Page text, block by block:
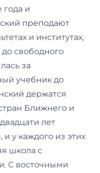
года и
преподают
и институтах,
до свободного
за
учебник до
держатся
Ближнего и
лет
у каждого из этих
школа с
С восточными